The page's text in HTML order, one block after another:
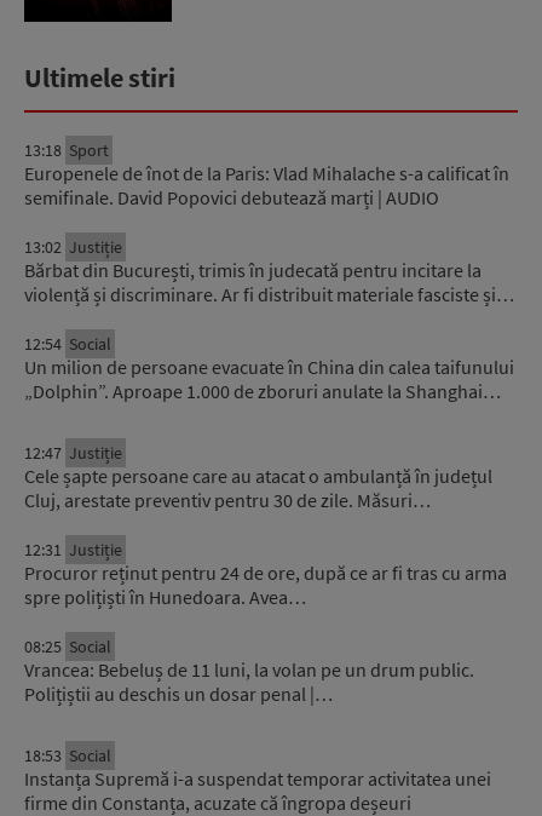
Ultimele stiri
13:18 Sport
Europenele de înot de la Paris: Vlad Mihalache s-a calificat în
semifinale. David Popovici debutează marți | AUDIO
13:02 Justiție
Bărbat din București, trimis în judecată pentru incitare la
violență și discriminare. Ar fi distribuit materiale fasciste și…
12:54 Social
Un milion de persoane evacuate în China din calea taifunului
„Dolphin”. Aproape 1.000 de zboruri anulate la Shanghai…
12:47 Justiție
Cele șapte persoane care au atacat o ambulanță în județul
Cluj, arestate preventiv pentru 30 de zile. Măsuri…
12:31 Justiție
Procuror reținut pentru 24 de ore, după ce ar fi tras cu arma
spre polițiști în Hunedoara. Avea…
08:25 Social
Vrancea: Bebeluș de 11 luni, la volan pe un drum public.
Polițiștii au deschis un dosar penal |…
18:53 Social
Instanța Supremă i-a suspendat temporar activitatea unei
firme din Constanța, acuzate că îngropa deșeuri